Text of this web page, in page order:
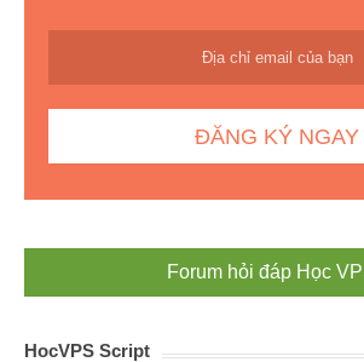
Forum hỏi đáp Học
HocVPS Script